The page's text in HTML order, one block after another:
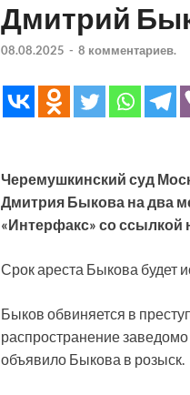
Дмитрий
08.08.2025 - 8 комментариев.
Черемушкинский суд
Дмитрия Быкова на два
«Интерфакс» со
Срок ареста Быкова будет
Быков обвиняется в
распространение
объявило Быкова в розыск.